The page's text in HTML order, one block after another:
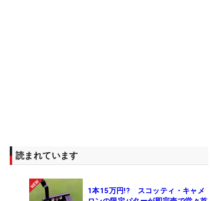
読まれています
1本15万円!? スコッティ・キャメ